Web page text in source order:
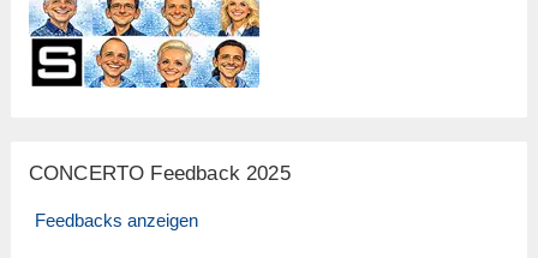
CONCERTO Feedback 2025
Feedbacks anzeigen